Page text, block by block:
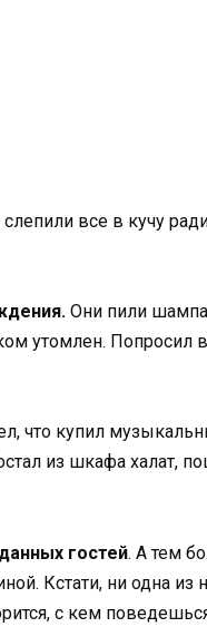
все в кучу ради
Они пили
утомлен. Попросил
что купил
из шкафа халат,
гостей. А тем
Кстати, ни одна из
с кем